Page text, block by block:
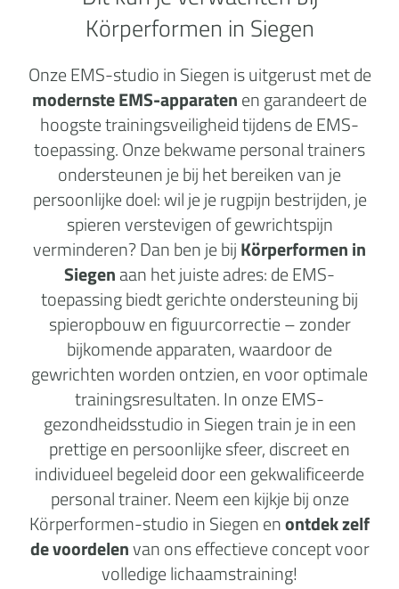
Körperformen in Siegen
Onze EMS-studio in Siegen is uitgerust met de
modernste EMS-apparatenen garandeert de
hoogste trainingsveiligheid tijdens de EMS-
toepassing. Onze bekwame personal trainers
ondersteunen je bij het bereiken van je
persoonlijke doel: wil je je rugpijn bestrijden, je
spieren verstevigen of gewrichtspijn
verminderen? Dan ben je bijKörperformen in
Siegenaan het juiste adres: de EMS-
toepassing biedt gerichte ondersteuning bij
spieropbouw en figuurcorrectie – zonder
bijkomende apparaten, waardoor de
gewrichten worden ontzien, en voor optimale
trainingsresultaten. In onze EMS-
gezondheidsstudio in Siegen train je in een
prettige en persoonlijke sfeer, discreet en
individueel begeleid door een gekwalificeerde
personal trainer. Neem een kijkje bij onze
Körperformen-studio in Siegen enontdek zelf
de voordelenvan ons effectieve concept voor
volledige lichaamstraining!